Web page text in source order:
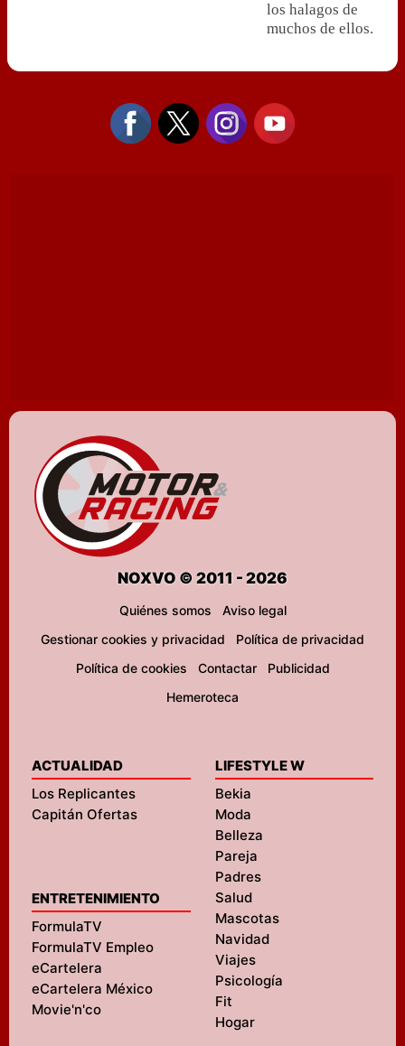
los halagos de
muchos de ellos.
NOXVO © 2011 - 2026
Quiénes somos
Aviso legal
Gestionar cookies y privacidad
Política de privacidad
Política de cookies
Contactar
Publicidad
Hemeroteca
ACTUALIDAD
Los Replicantes
Capitán Ofertas
ENTRETENIMIENTO
FormulaTV
FormulaTV Empleo
eCartelera
eCartelera México
Movie'n'co
LIFESTYLE W
Bekia
Moda
Belleza
Pareja
Padres
Salud
Mascotas
Navidad
Viajes
Psicología
Fit
Hogar